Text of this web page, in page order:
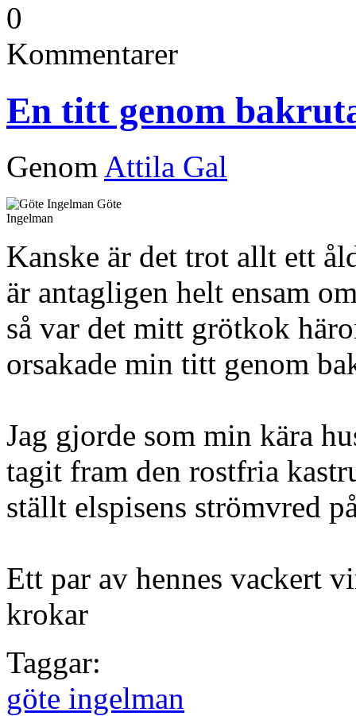
0
Kommentarer
En titt genom
Genom Attila Gal
Göte
Ingelman
Kanske är det trot allt ett
är antagligen helt ensam
så var det mitt grötkok
orsakade min titt genom
Jag gjorde som min kära
tagit fram den rostfria
ställt elspisens strömvred
Ett par av hennes vackert
krokar
Taggar:
göte ingelman